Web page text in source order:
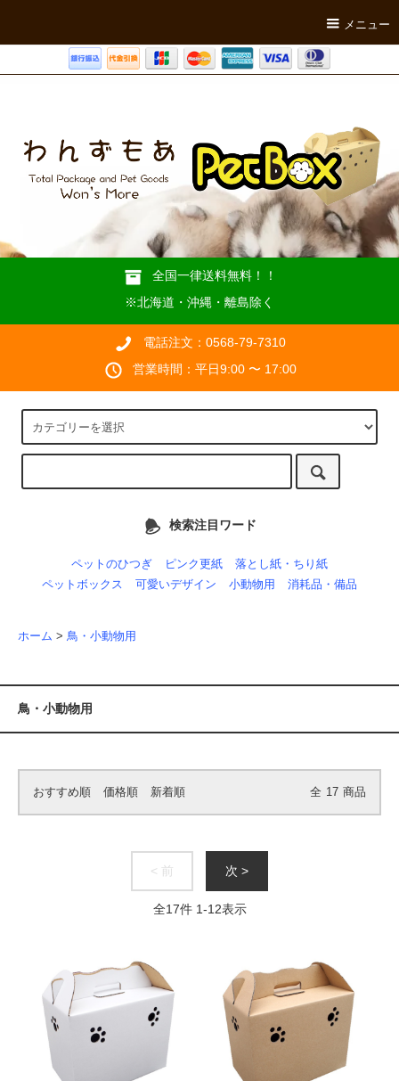
メニュー
全国一律送料無料！！
※北海道・沖縄・離島除く
電話注文：0568-79-7310
営業時間：平日9:00 〜 17:00
検索注目ワード
ペットのひつぎ ピンク更紙
落とし紙・ちり紙
ペットボックス
可愛いデザイン 小動物用 消耗品・備品
ホーム > 鳥・小動物用
鳥・小動物用
おすすめ順 価格順 新着順 全 17 商品
< 前 次 >
全17件 1-12表示